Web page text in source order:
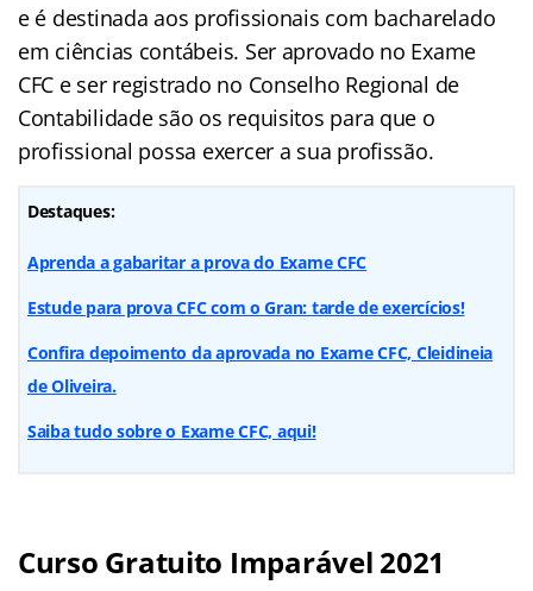
e é destinada aos profissionais com bacharelado
em ciências contábeis. Ser aprovado no Exame
CFC e ser registrado no Conselho Regional de
Contabilidade são os requisitos para que o
profissional possa exercer a sua profissão.
Destaques:
Aprenda a gabaritar a prova do Exame CFC
Estude para prova CFC com o Gran: tarde de exercícios!
Confira depoimento da aprovada no Exame CFC, Cleidineia
de Oliveira.
Saiba tudo sobre o Exame CFC, aqui!
Curso Gratuito Imparável 2021